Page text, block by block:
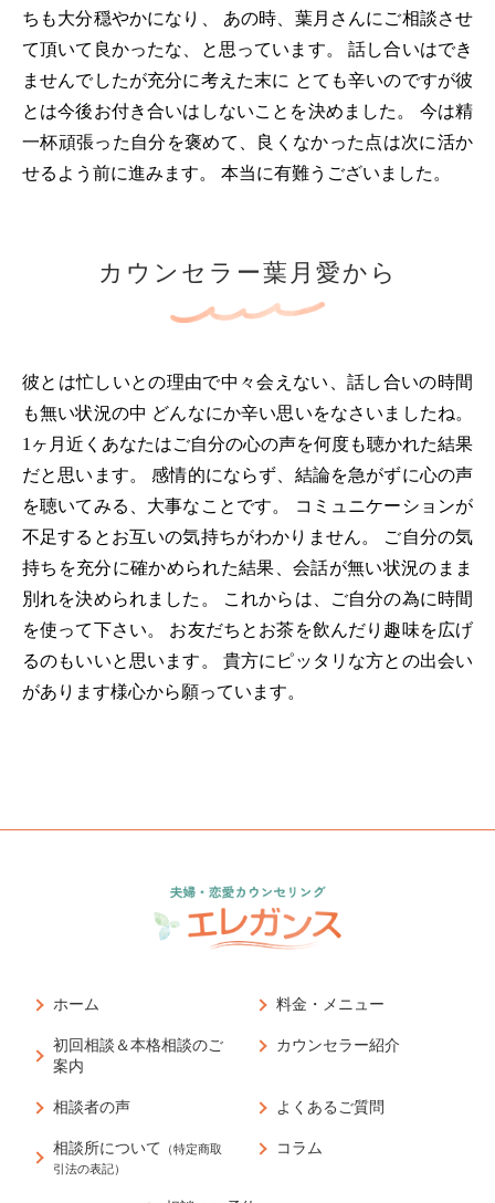
ちも大分穏やかになり、 あの時、葉月さんにご相談させ
て頂いて良かったな、と思っています。 話し合いはでき
ませんでしたが充分に考えた末に とても辛いのですが彼
とは今後お付き合いはしないことを決めました。 今は精
一杯頑張った自分を褒めて、良くなかった点は次に活か
せるよう前に進みます。 本当に有難うございました。
カウンセラー葉月愛から
彼とは忙しいとの理由で中々会えない、話し合いの時間
も無い状況の中 どんなにか辛い思いをなさいましたね。
1ヶ月近くあなたはご自分の心の声を何度も聴かれた結果
だと思います。 感情的にならず、結論を急がずに心の声
を聴いてみる、大事なことです。 コミュニケーションが
不足するとお互いの気持ちがわかりません。 ご自分の気
持ちを充分に確かめられた結果、会話が無い状況のまま
別れを決められました。 これからは、ご自分の為に時間
を使って下さい。 お友だちとお茶を飲んだり趣味を広げ
るのもいいと思います。 貴方にピッタリな方との出会い
があります様心から願っています。
ホーム 料金・メニュー
初回相談＆本格相談のご
案内
カウンセラー紹介
相談者の声 よくあるご質問
相談所について
（特定商取
引法の表記）
コラム